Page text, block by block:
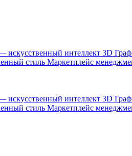
искусственный интеллект 3D
стиль Маркетплейс
искусственный интеллект 3D
стиль Маркетплейс